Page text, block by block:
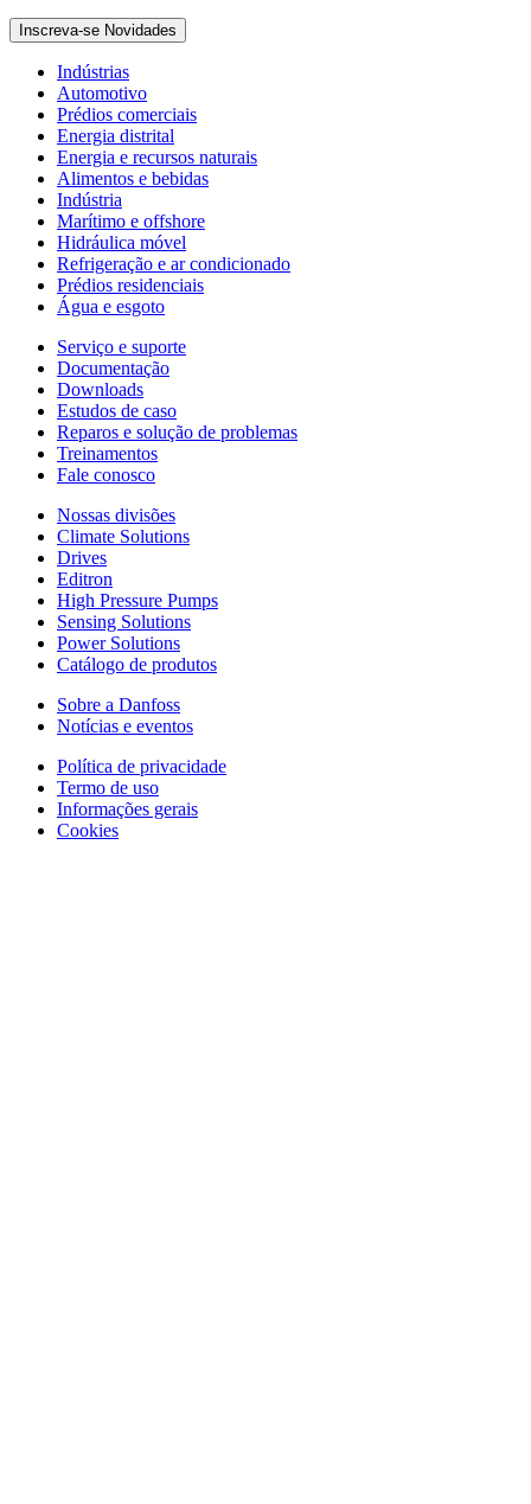
Inscreva-se Novidades
Indústrias
Automotivo
Prédios comerciais
Energia distrital
Energia e recursos naturais
Alimentos e bebidas
Indústria
Marítimo e offshore
Hidráulica móvel
Refrigeração e ar condicionado
Prédios residenciais
Água e esgoto
Serviço e suporte
Documentação
Downloads
Estudos de caso
Reparos e solução de problemas
Treinamentos
Fale conosco
Nossas divisões
Climate Solutions
Drives
Editron
High Pressure Pumps
Sensing Solutions
Power Solutions
Catálogo de produtos
Sobre a Danfoss
Notícias e eventos
Política de privacidade
Termo de uso
Informações gerais
Cookies